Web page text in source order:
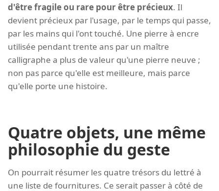
d'être fragile ou rare pour être précieux. Il
devient précieux par l'usage, par le temps qui passe,
par les mains qui l'ont touché. Une pierre à encre
utilisée pendant trente ans par un maître
calligraphe a plus de valeur qu'une pierre neuve ;
non pas parce qu'elle est meilleure, mais parce
qu'elle porte une histoire.
Quatre objets, une même
philosophie du geste
On pourrait résumer les quatre trésors du lettré à
une liste de fournitures. Ce serait passer à côté de